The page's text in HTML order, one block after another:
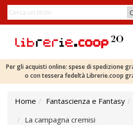
Per gli acquisti online: spese di spedizione
o con tessera fedeltà Librerie.coop
Home Fantascienza e Fantasy
La campagna cremisi